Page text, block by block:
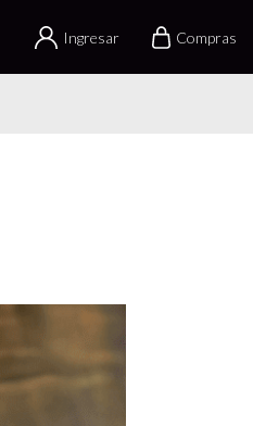
Ingresar Compras